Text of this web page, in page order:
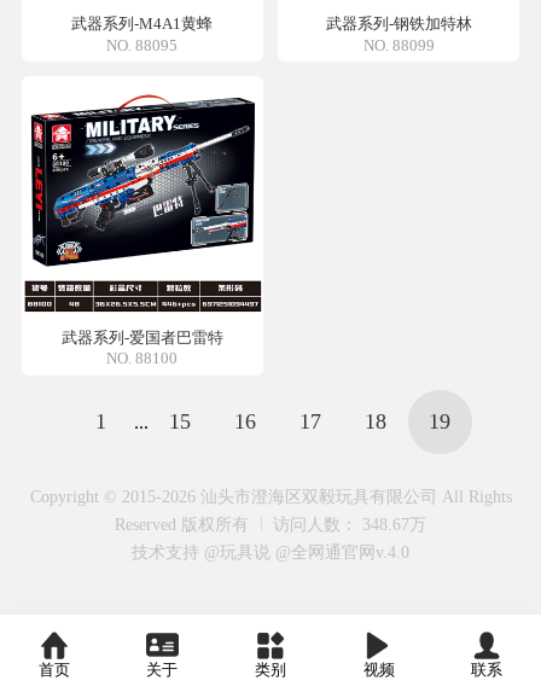
首页 关于 类别 视频 联系
武器系列-M4A1黄蜂
NO. 88095
武器系列-钢铁加特林
NO. 88099
武器系列-爱国者巴雷特
NO. 88100
1 ... 15 16 17 18 19
Copyright © 2015-2026 汕头市澄海区双毅玩具有限公司 All Rights
Reserved 版权所有
访问人数： 348.67万
技术支持 @玩具说 @全网通官网v.4.0